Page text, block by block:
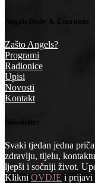
Angels Body & Emotions
Zašto Angels?
Programi
Radionice
Upisi
Novosti
Kontakt
Newsletter
Svaki tjedan jedna
zdravlju, tijelu,
ljepši i sočniji život.
Klikni OVDJE i prijavi